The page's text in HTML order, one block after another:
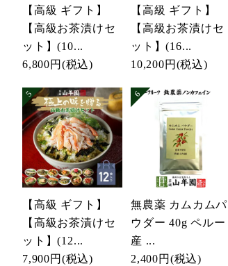
【高級 ギフト】
【高級お茶漬けセ
ット】(10...
6,800円 (税込)
【高級 ギフト】
【高級お茶漬けセ
ット】(16...
10,200円 (税込)
【高級 ギフト】
【高級お茶漬けセ
ット】(12...
7,900円 (税込)
無農薬 カムカムパ
ウダー 40g ペルー
産 ...
2,400円 (税込)